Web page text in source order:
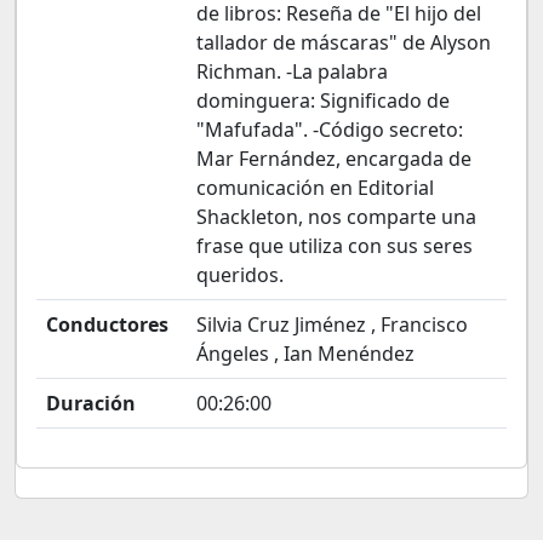
de libros: Reseña de "El hijo del
tallador de máscaras" de Alyson
Richman. -La palabra
dominguera: Significado de
"Mafufada". -Código secreto:
Mar Fernández, encargada de
comunicación en Editorial
Shackleton, nos comparte una
frase que utiliza con sus seres
queridos.
Conductores
Silvia Cruz Jiménez , Francisco
Ángeles , Ian Menéndez
Duración
00:26:00